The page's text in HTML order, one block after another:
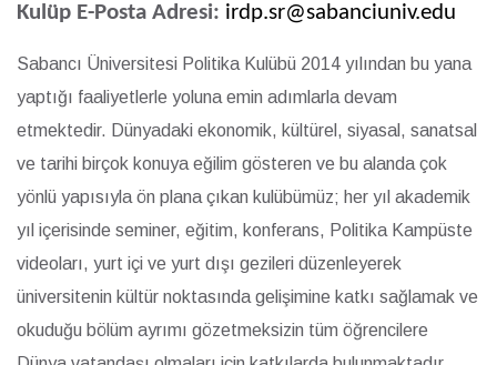
Kulüp E-Posta Adresi: irdp.sr@sabanciuniv.edu
Sabancı Üniversitesi Politika Kulübü 2014 yılından bu yana
yaptığı faaliyetlerle yoluna emin adımlarla devam
etmektedir. Dünyadaki ekonomik, kültürel, siyasal, sanatsal
ve tarihi birçok konuya eğilim gösteren ve bu alanda çok
yönlü yapısıyla ön plana çıkan kulübümüz; her yıl akademik
yıl içerisinde seminer, eğitim, konferans, Politika Kampüste
videoları, yurt içi ve yurt dışı gezileri düzenleyerek
üniversitenin kültür noktasında gelişimine katkı sağlamak ve
okuduğu bölüm ayrımı gözetmeksizin tüm öğrencilere